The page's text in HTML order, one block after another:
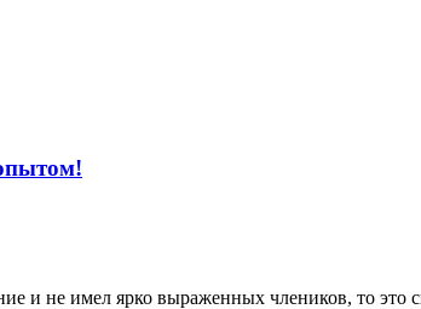
и не имел ярко выраженных члеников, то это